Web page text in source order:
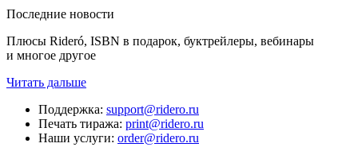
Последние новости
Плюсы Rideró, ISBN в подарок, буктрейлеры, вебинары
и многое другое
Читать дальше
Поддержка: support@ridero.ru
Печать тиража: print@ridero.ru
Наши услуги: order@ridero.ru